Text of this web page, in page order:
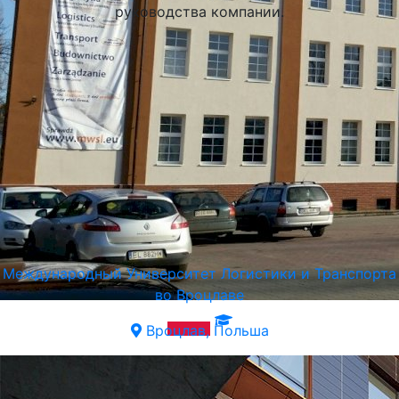
Международный Университет Логистики и Транспорта
во Вроцлаве
Вроцлав, Польша
руководства компании.